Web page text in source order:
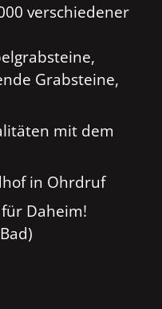
verschiedener
Grabsteine,
mit dem
in Ohrdruf
Daheim!